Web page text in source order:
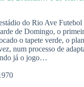
do Rio Ave Futebol
de Domingo, o
o tapete verde, o
num processo de
já o jogo…